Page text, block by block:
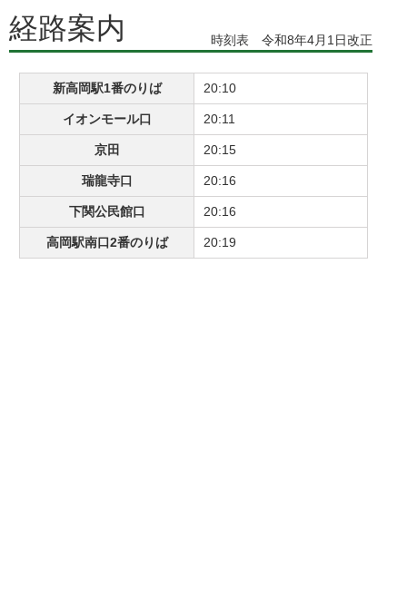
経路案内 時刻表 令和8年4月1日改正
新高岡駅1番のりば 20:10
イオンモール口 20:11
京田 20:15
瑞龍寺口 20:16
下関公民館口 20:16
高岡駅南口2番のりば 20:19